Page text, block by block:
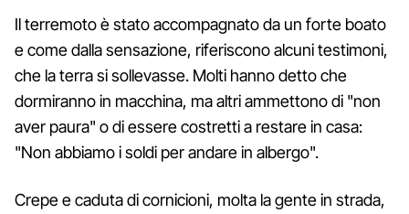
Il terremoto è stato accompagnato da un forte boato
e come dalla sensazione, riferiscono alcuni testimoni,
che la terra si sollevasse. Molti hanno detto che
dormiranno in macchina, ma altri ammettono di "non
aver paura" o di essere costretti a restare in casa:
"Non abbiamo i soldi per andare in albergo".
Crepe e caduta di cornicioni, molta la gente in strada,